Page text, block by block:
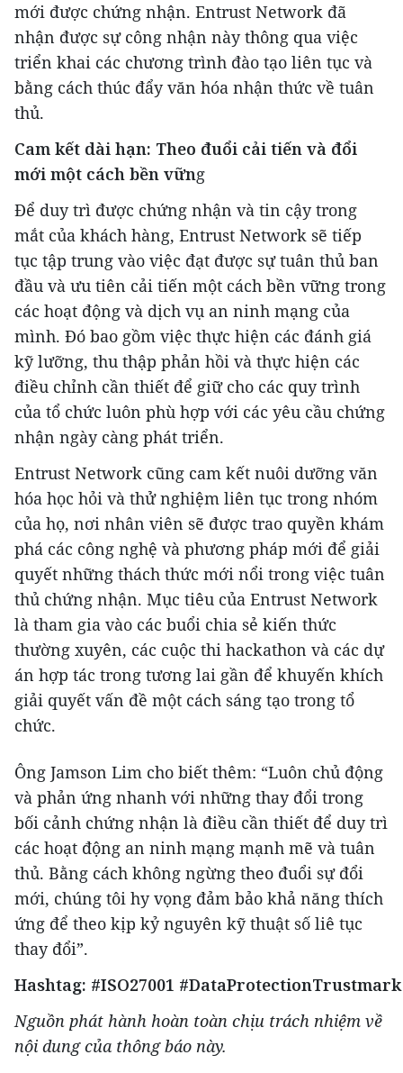
mới được chứng nhận. Entrust Network đã
nhận được sự công nhận này thông qua việc
triển khai các chương trình đào tạo liên tục và
bằng cách thúc đẩy văn hóa nhận thức về tuân
thủ.
Cam kết dài hạn: Theo đuổi cải tiến và đổi
mới một cách bền vững
Để duy trì được chứng nhận và tin cậy trong
mắt của khách hàng, Entrust Network sẽ tiếp
tục tập trung vào việc đạt được sự tuân thủ ban
đầu và ưu tiên cải tiến một cách bền vững trong
các hoạt động và dịch vụ an ninh mạng của
mình. Đó bao gồm việc thực hiện các đánh giá
kỹ lưỡng, thu thập phản hồi và thực hiện các
điều chỉnh cần thiết để giữ cho các quy trình
của tổ chức luôn phù hợp với các yêu cầu chứng
nhận ngày càng phát triển.
Entrust Network cũng cam kết nuôi dưỡng văn
hóa học hỏi và thử nghiệm liên tục trong nhóm
của họ, nơi nhân viên sẽ được trao quyền khám
phá các công nghệ và phương pháp mới để giải
quyết những thách thức mới nổi trong việc tuân
thủ chứng nhận. Mục tiêu của Entrust Network
là tham gia vào các buổi chia sẻ kiến ​​thức
thường xuyên, các cuộc thi hackathon và các dự
án hợp tác trong tương lai gần để khuyến khích
giải quyết vấn đề một cách sáng tạo trong tổ
chức.
Ông Jamson Lim cho biết thêm: “Luôn chủ động
và phản ứng nhanh với những thay đổi trong
bối cảnh chứng nhận là điều cần thiết để duy trì
các hoạt động an ninh mạng mạnh mẽ và tuân
thủ. Bằng cách không ngừng theo đuổi sự đổi
mới, chúng tôi hy vọng đảm bảo khả năng thích
ứng để theo kịp kỷ nguyên kỹ thuật số liê tục
thay đổi”.
Hashtag: #ISO27001 #DataProtectionTrustmark
Nguồn phát hành hoàn toàn chịu trách nhiệm về
nội dung của thông báo này.